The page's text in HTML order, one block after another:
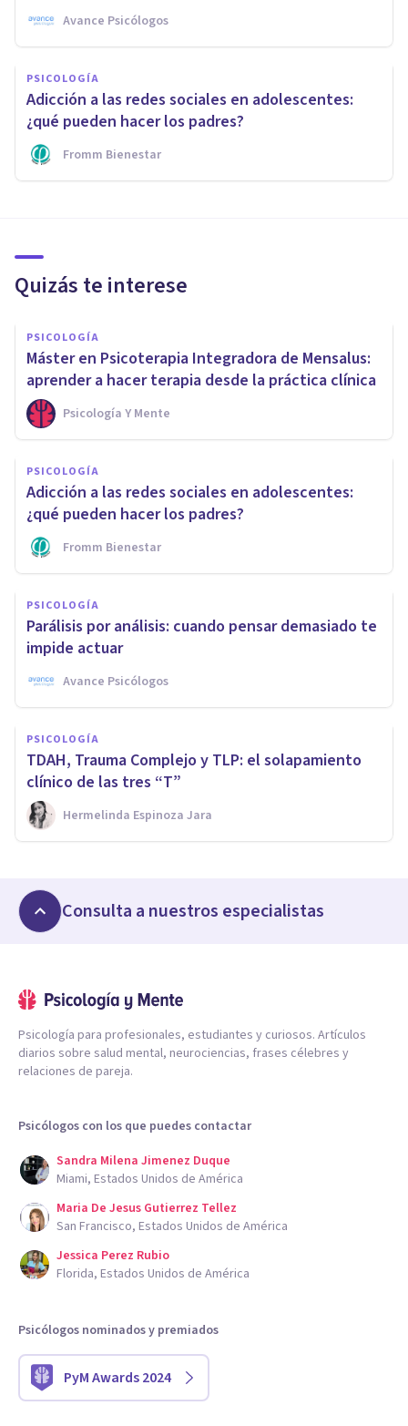
Avance Psicólogos
PSICOLOGÍA
Adicción a las redes sociales en adolescentes:
¿qué pueden hacer los padres?
Fromm Bienestar
Quizás te interese
PSICOLOGÍA
Máster en Psicoterapia Integradora de Mensalus:
aprender a hacer terapia desde la práctica clínica
Psicología Y Mente
PSICOLOGÍA
Adicción a las redes sociales en adolescentes:
¿qué pueden hacer los padres?
Fromm Bienestar
PSICOLOGÍA
Parálisis por análisis: cuando pensar demasiado te
impide actuar
Avance Psicólogos
PSICOLOGÍA
TDAH, Trauma Complejo y TLP: el solapamiento
clínico de las tres “T”
Hermelinda Espinoza Jara
Consulta a nuestros especialistas
Psicología para profesionales, estudiantes y curiosos. Artículos
diarios sobre salud mental, neurociencias, frases célebres y
relaciones de pareja.
Psicólogos con los que puedes contactar
Sandra Milena Jimenez Duque
Miami, Estados Unidos de América
Maria De Jesus Gutierrez Tellez
San Francisco, Estados Unidos de América
Jessica Perez Rubio
Florida, Estados Unidos de América
Psicólogos nominados y premiados
PyM Awards 2024